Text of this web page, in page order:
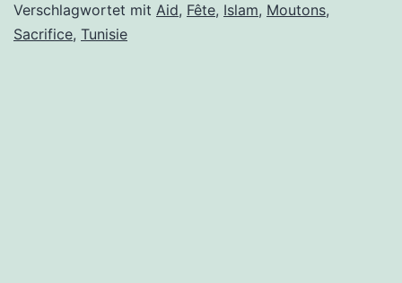
Verschlagwortet mit Aid, Fête, Islam, Moutons,
Sacrifice, Tunisie